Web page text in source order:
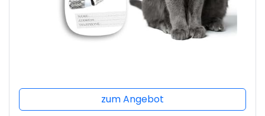
zum Angebot